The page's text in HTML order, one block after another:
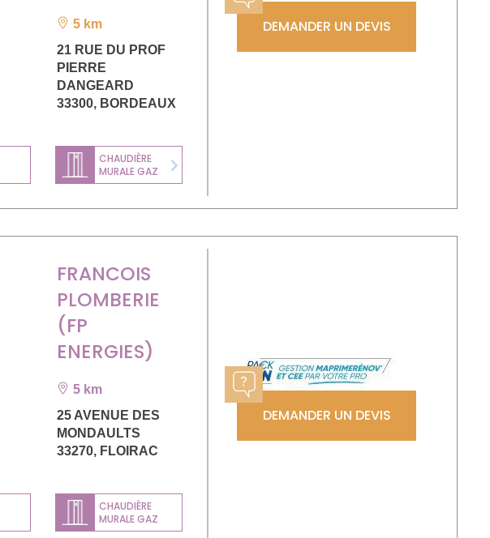
5 km
21 RUE DU PROF
PIERRE
DANGEARD
33300, BORDEAUX
CHAUDIÈRE
MURALE GAZ
Next
DEMANDER UN DEVIS
FRANCOIS
PLOMBERIE
(FP
ENERGIES)
5 km
25 AVENUE DES
MONDAULTS
33270, FLOIRAC
CHAUDIÈRE
MURALE GAZ
DEMANDER UN DEVIS